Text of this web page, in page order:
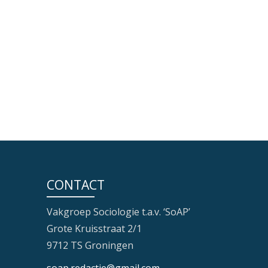
CONTACT
Vakgroep Sociologie t.a.v. ‘SoAP’
Grote Kruisstraat 2/1
9712 TS Groningen